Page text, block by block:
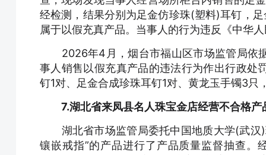
经检测，结果分别为足金仿珍珠(塑料)耳钉，
属于以假充真产品。当事人的行为违反《中华
2026年4月，烟台市福山区市场监管局依据
事人销售以假充真产品的违法行为作出行政处
钉1对、足金合成珍珠耳钉1对、黄龙玉手镯3
7.湖北省来凤县名人珠宝金店经营不合格
湖北省市场监管局委托中国地质大学(武汉)
镶嵌戒指”的产品进行了产品质量监督抽查。